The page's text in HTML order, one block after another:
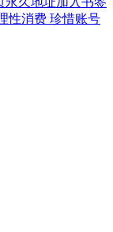
性消费 珍惜账号